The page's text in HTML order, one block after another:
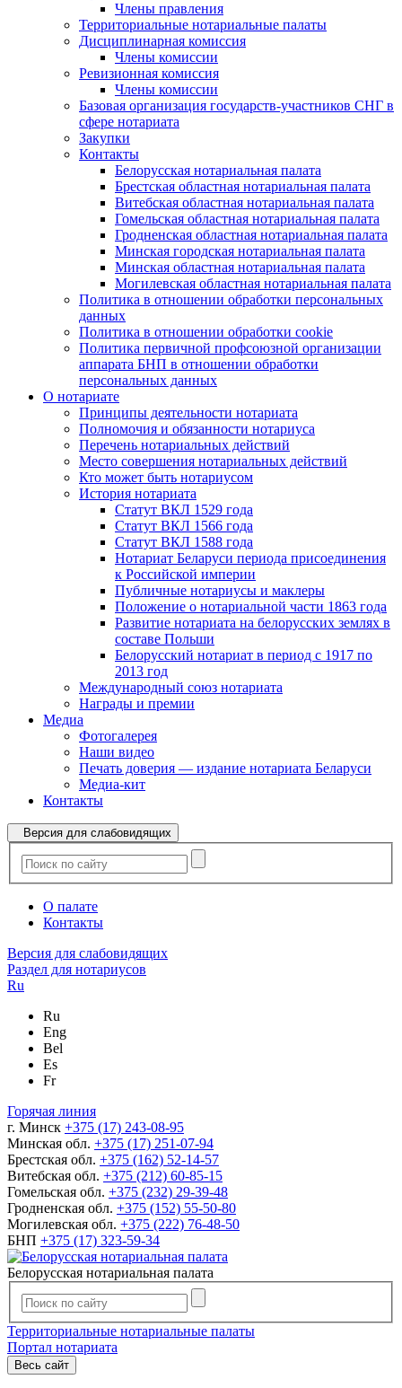
Члены правления
Территориальные нотариальные палаты
Дисциплинарная комиссия
Члены комиссии
Ревизионная комиссия
Члены комиссии
Базовая организация государств-участников СНГ в
сфере нотариата
Закупки
Контакты
Белорусская нотариальная палата
Брестская областная нотариальная палата
Витебская областная нотариальная палата
Гомельская областная нотариальная палата
Гродненская областная нотариальная палата
Минская городская нотариальная палата
Минская областная нотариальная палата
Могилевская областная нотариальная палата
Политика в отношении обработки персональных
данных
Политика в отношении обработки cookie
Политика первичной профсоюзной организации
аппарата БНП в отношении обработки
персональных данных
О нотариате
Принципы деятельности нотариата
Полномочия и обязанности нотариуса
Перечень нотариальных действий
Место совершения нотариальных действий
Кто может быть нотариусом
История нотариата
Статут ВКЛ 1529 года
Статут ВКЛ 1566 года
Статут ВКЛ 1588 года
Нотариат Беларуси периода присоединения
к Российской империи
Публичные нотариусы и маклеры
Положение о нотариальной части 1863 года
Развитие нотариата на белорусских землях в
составе Польши
Белорусский нотариат в период с 1917 по
2013 год
Международный союз нотариата
Награды и премии
Медиа
Фотогалерея
Наши видео
Печать доверия — издание нотариата Беларуси
Медиа-кит
Контакты
Версия для слабовидящих
О палате
Контакты
Версия для слабовидящих
Раздел для нотариусов
Ru
Ru
Eng
Bel
Es
Fr
Горячая линия
г. Минск +375 (17) 243-08-95
Минская обл. +375 (17) 251-07-94
Брестская обл. +375 (162) 52-14-57
Витебская обл. +375 (212) 60-85-15
Гомельская обл. +375 (232) 29-39-48
Гродненская обл. +375 (152) 55-50-80
Могилевская обл. +375 (222) 76-48-50
БНП +375 (17) 323-59-34
Белорусская нотариальная палата
Территориальные нотариальные палаты
Портал нотариата
Весь сайт